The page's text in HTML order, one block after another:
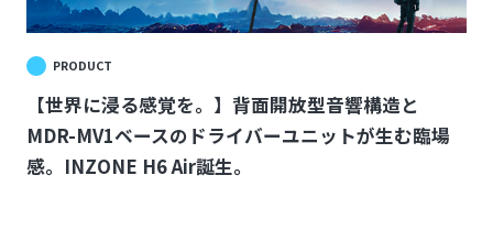
PRODUCT
【世界に浸る感覚を。】背面開放型音響構造と
MDR-MV1ベースのドライバーユニットが生む臨場
感。INZONE H6 Air誕生。